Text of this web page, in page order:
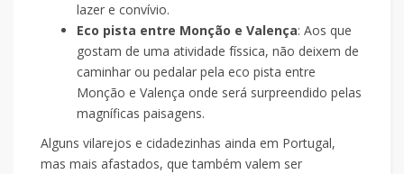
lazer e convívio.
Eco pista entre Monção e Valença: Aos que
gostam de uma atividade físsica, não deixem de
caminhar ou pedalar pela eco pista entre
Monção e Valença onde será surpreendido pelas
magníficas paisagens.
Alguns vilarejos e cidadezinhas ainda em Portugal,
mas mais afastados, que também valem ser